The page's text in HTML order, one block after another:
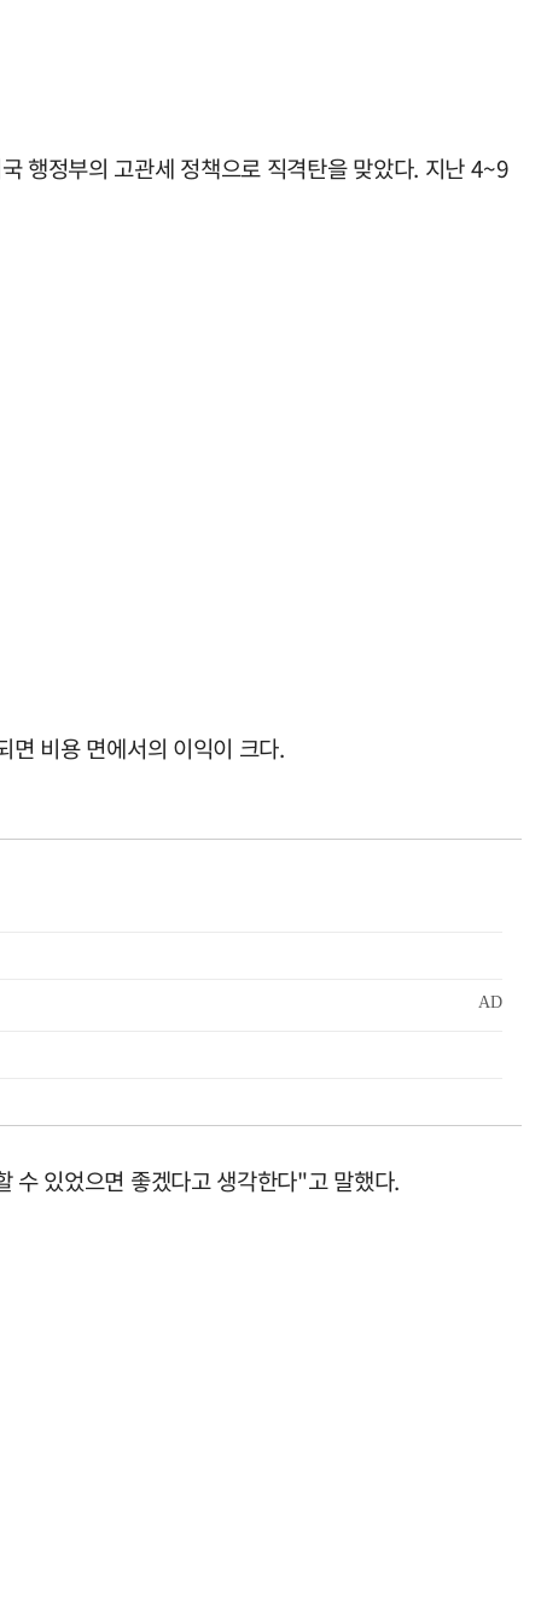
행정부의 고관세 정책으로 직격탄을 맞았다. 지난 4~9
비용 면에서의 이익이 크다.
수 있었으면 좋겠다고 생각한다"고 말했다.